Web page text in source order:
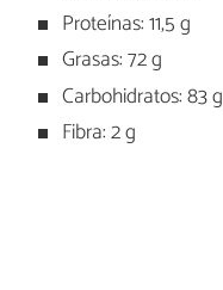
Proteínas: 11,5 g
Grasas: 72 g
Carbohidratos: 83 g
Fibra: 2 g